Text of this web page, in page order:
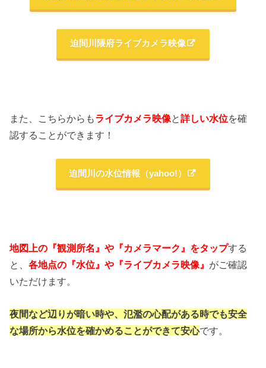
迫間川隈府ライブカメラ映像
また、こちらからもライブカメラ映像と詳しい水位を確
認することができます！
迫間川の水位情報（yahoo!）
地図上の『観測所名』や『カメラマーク』をタップする
と、各地点の『水位』や『ライブカメラ映像』 がご確認
いただけます。
夜間など辺りが暗い時や、氾濫の心配がある時でも安全
な場所から水位を確かめることができて安心です。